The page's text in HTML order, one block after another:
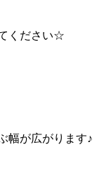
ください☆
幅が広がります♪